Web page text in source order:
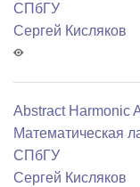
СПбГУ
Сергей Кисляков
Abstract Harmonic
Математичеcкая
СПбГУ
Сергей Кисляков